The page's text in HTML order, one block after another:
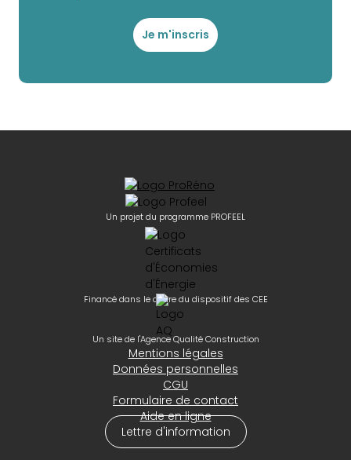
Je m'inscris
Un projet du programme PROFEEL
Financé dans le cadre du dispositif des CEE
Un site de l'Agence Qualité Construction
Mentions légales
Données personnelles
CGU
Formulaire de contact
Aide en ligne
Lettre d'information